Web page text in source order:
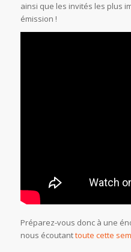
ainsi que les invités les plus
émission !
Préparez-vous donc à une
nous écoutanttoute cette